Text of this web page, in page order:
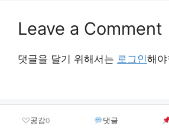
Leave a Comment
댓글을 달기 위해서는 로그인해
공감0 댓글